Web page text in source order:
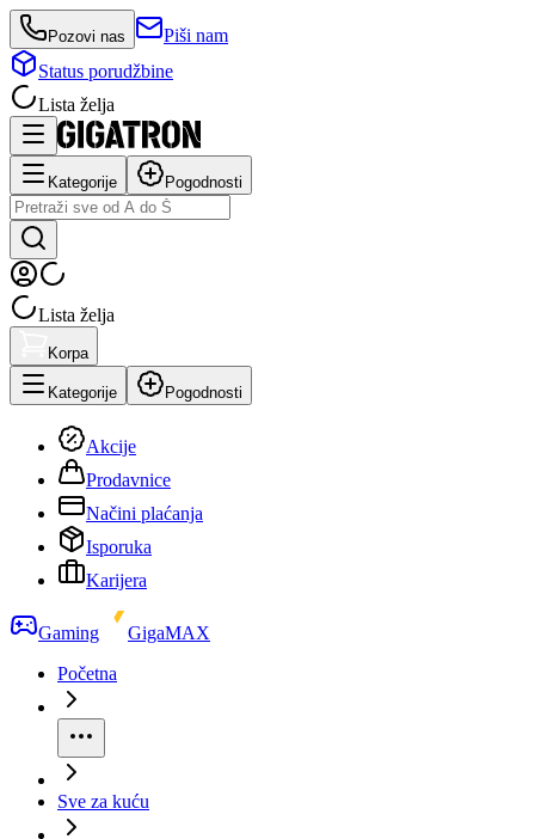
Pozovi nas
Piši nam
Status porudžbine
Lista želja
Kategorije Pogodnosti
Lista želja
Korpa
Kategorije Pogodnosti
Akcije
Prodavnice
Načini plaćanja
Isporuka
Karijera
Gaming
GigaMAX
Početna
Sve za kuću